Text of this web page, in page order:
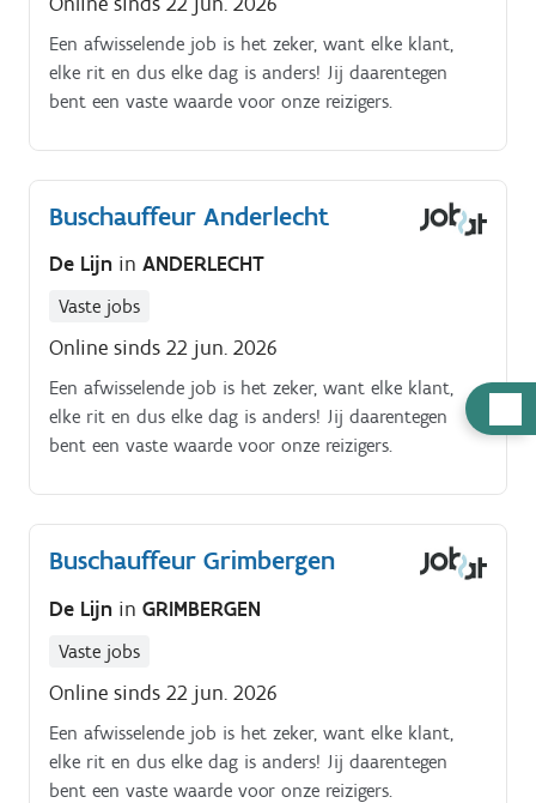
Een afwisselende job is het zeker, want elke klant,
elke rit en dus elke dag is anders! Jij daarentegen
bent een vaste waarde voor onze reizigers.
Buschauffeur Anderlecht
De Lijn in ANDERLECHT
Vaste jobs
Online sinds 22 jun. 2026
Een afwisselende job is het zeker, want elke klant,
elke rit en dus elke dag is anders! Jij daarentegen
bent een vaste waarde voor onze reizigers.
Buschauffeur Grimbergen
De Lijn in GRIMBERGEN
Vaste jobs
Online sinds 22 jun. 2026
Een afwisselende job is het zeker, want elke klant,
elke rit en dus elke dag is anders! Jij daarentegen
bent een vaste waarde voor onze reizigers.